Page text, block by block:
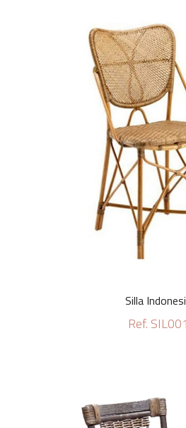
Silla
Ref. SIL001